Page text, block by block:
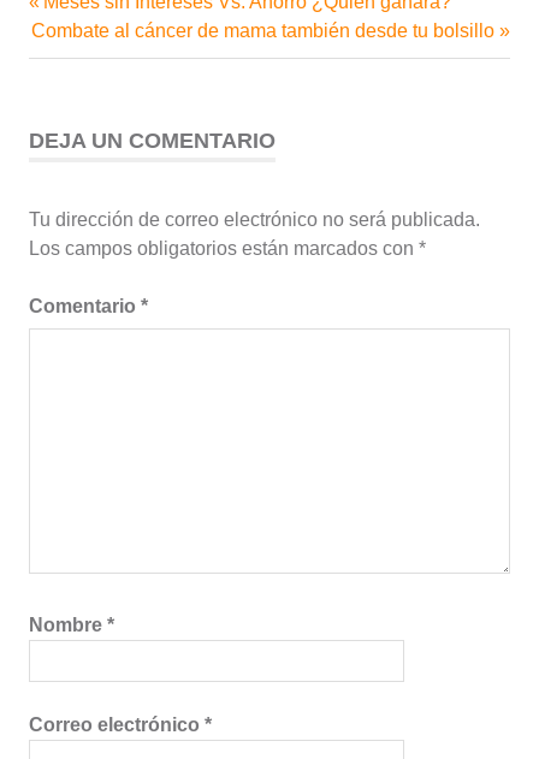
Navegación
de
anterior:
Siguiente
entrada:
Combate al cáncer de mama también desde tu bolsillo
DEJA UN COMENTARIO
Tu dirección de correo electrónico no será publicada.
Los campos obligatorios están marcados con *
Comentario *
Nombre *
Correo electrónico *